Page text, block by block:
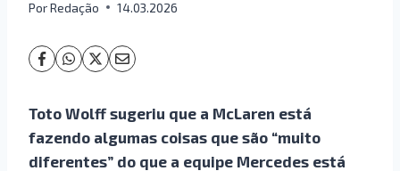
PorRedação 14.03.2026
Toto Wolff sugeriu que a McLaren está
fazendo algumas coisas que são “muito
diferentes” do que a equipe Mercedes está